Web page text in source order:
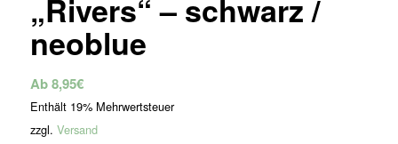
„Rivers“ – schwarz /
neoblue
Ab 8,95€
Enthält 19% Mehrwertsteuer
zzgl. Versand